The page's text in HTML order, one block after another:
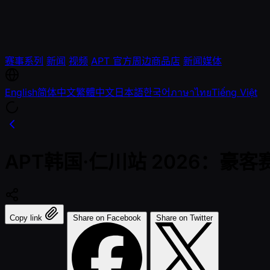
赛事系列 新闻 视频 APT 官方周边商品店 新闻媒体
English简体中文繁體中文日本語한국어ภาษาไทยTiếng Việt
Copy link Share on Facebook Share on Twitter